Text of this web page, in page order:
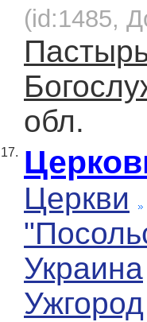
(id:1485,
обл.
17.
Церкви
Украина
Ужгород